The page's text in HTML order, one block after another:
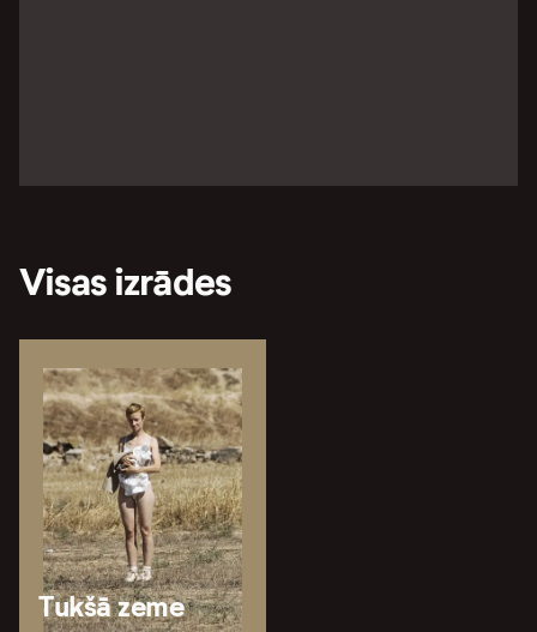
Visas izrādes
Tukšā zeme